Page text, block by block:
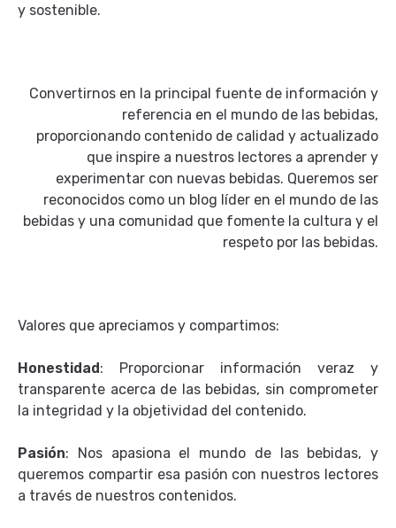
y sostenible.
Convertirnos en la principal fuente de información y
referencia en el mundo de las bebidas,
proporcionando contenido de calidad y actualizado
que inspire a nuestros lectores a aprender y
experimentar con nuevas bebidas. Queremos ser
reconocidos como un blog líder en el mundo de las
bebidas y una comunidad que fomente la cultura y el
respeto por las bebidas.
Valores que apreciamos y compartimos:
Honestidad: Proporcionar información veraz y
transparente acerca de las bebidas, sin comprometer
la integridad y la objetividad del contenido.
Pasión: Nos apasiona el mundo de las bebidas, y
queremos compartir esa pasión con nuestros lectores
a través de nuestros contenidos.